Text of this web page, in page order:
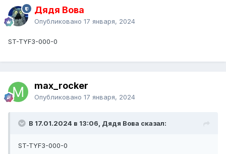
Дядя Вова
Опубликовано 17 января, 2024
ST-TYF3-000-0
max_rocker
Опубликовано 17 января, 2024
В 17.01.2024 в 13:06, Дядя Вова сказал:
ST-TYF3-000-0